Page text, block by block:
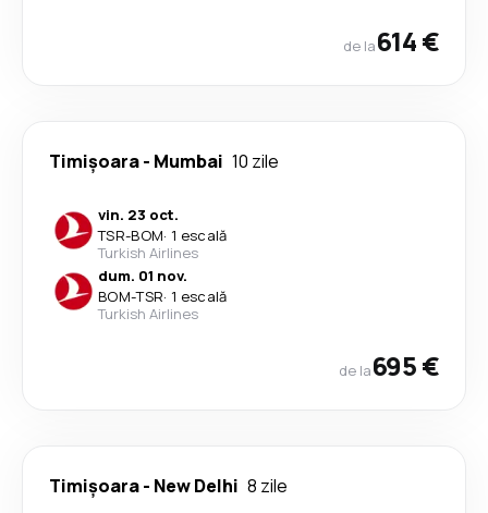
de la614 €
Timișoara- Mumbai 10 zile
vin. 23 oct.
TSR-BOM· 1 escală
Turkish Airlines
dum. 01 nov.
BOM-TSR· 1 escală
Turkish Airlines
de la695 €
Timișoara- New Delhi 8 zile